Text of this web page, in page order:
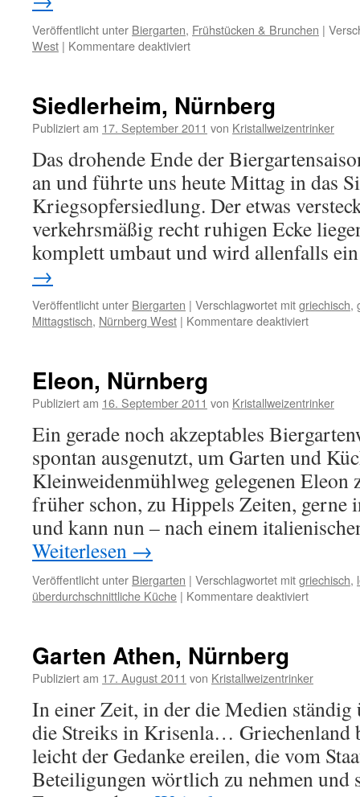
Veröffentlicht unter Biergarten, Frühstücken & Brunchen |
West | Kommentare deaktiviert
Siedlerheim, Nürnberg
Publiziert am 17. September 2011 von Kristallweizentrinker
Das drohende Ende der
an und führte uns heute Mittag in das
Kriegsopfersiedlung. Der etwas
verkehrsmäßig recht ruhigen Ecke
komplett umbaut und wird allenfalls
→
Veröffentlicht unter Biergarten | Verschlagwortet mitgriechisch,
Mittagstisch, Nürnberg West | Kommentare deaktiviert
Eleon, Nürnberg
Publiziert am 16. September 2011 von Kristallweizentrinker
Ein gerade noch akzeptables
spontan ausgenutzt, um Garten und
Kleinweidenmühlweg gelegenen Eleon
früher schon, zu Hippels Zeiten, gerne
und kann nun – nach einem
Weiterlesen →
Veröffentlicht unter Biergarten | Verschlagwortet mitgriechisch,
überdurchschnittliche Küche | Kommentare deaktiviert
Garten Athen, Nürnberg
Publiziert am 17. August 2011 von Kristallweizentrinker
In einer Zeit, in der die Medien
die Streiks in Krisenla… Griechenland
leicht der Gedanke ereilen, die vom
Beteiligungen wörtlich zu nehmen und